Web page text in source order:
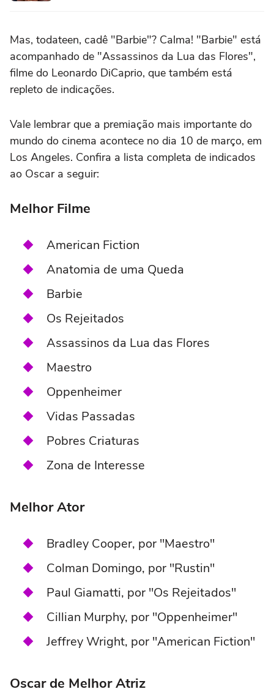
Mas, todateen, cadê "Barbie"? Calma! "Barbie" está
acompanhado de "Assassinos da Lua das Flores",
filme do Leonardo DiCaprio, que também está
repleto de indicações.
Vale lembrar que a premiação mais importante do
mundo do cinema acontece no dia 10 de março, em
Los Angeles. Confira a lista completa de indicados
ao Oscar a seguir:
Melhor Filme
American Fiction
Anatomia de uma Queda
Barbie
Os Rejeitados
Assassinos da Lua das Flores
Maestro
Oppenheimer
Vidas Passadas
Pobres Criaturas
Zona de Interesse
Melhor Ator
Bradley Cooper, por "Maestro"
Colman Domingo, por "Rustin"
Paul Giamatti, por "Os Rejeitados"
Cillian Murphy, por "Oppenheimer"
Jeffrey Wright, por "American Fiction"
Oscar de Melhor Atriz